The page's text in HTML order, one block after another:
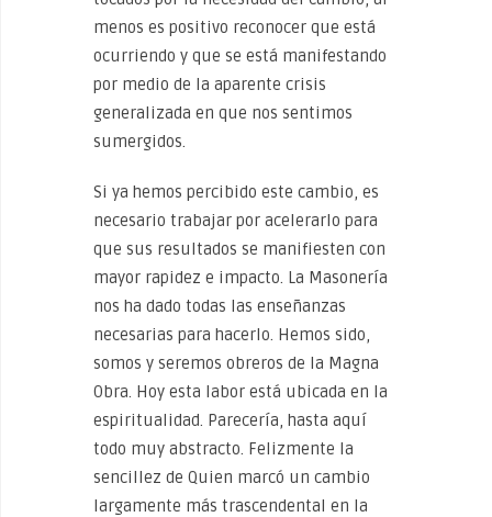
menos es positivo reconocer que está
ocurriendo y que se está manifestando
por medio de la aparente crisis
generalizada en que nos sentimos
sumergidos.
Si ya hemos percibido este cambio, es
necesario trabajar por acelerarlo para
que sus resultados se manifiesten con
mayor rapidez e impacto. La Masonería
nos ha dado todas las enseñanzas
necesarias para hacerlo. Hemos sido,
somos y seremos obreros de la Magna
Obra. Hoy esta labor está ubicada en la
espiritualidad. Parecería, hasta aquí
todo muy abstracto. Felizmente la
sencillez de Quien marcó un cambio
largamente más trascendental en la